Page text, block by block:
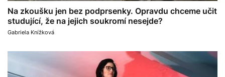
Na zkoušku jen bez podprsenky. Opravdu chceme učit
studující, že na jejich soukromí nesejde?
Gabriela Knížková